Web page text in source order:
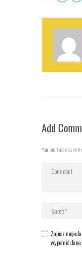
Add
Your email address will
Zapisz moje
wypełnić